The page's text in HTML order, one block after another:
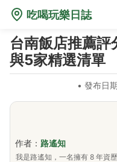
吃喝玩樂日誌
台南飯店推薦
與5家精選清單
• 發布日
作者： 路遙知
我是路遙知，一名擁有 8 年資